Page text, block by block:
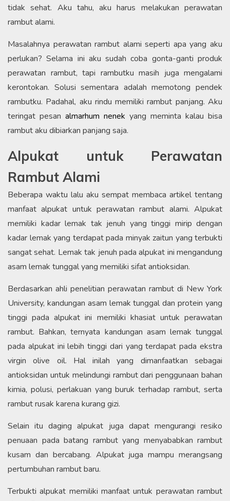
tidak sehat. Aku tahu, aku harus melakukan perawatan
rambut alami.
Masalahnya perawatan rambut alami seperti apa yang aku
perlukan? Selama ini aku sudah coba gonta-ganti produk
perawatan rambut, tapi rambutku masih juga mengalami
kerontokan. Solusi sementara adalah memotong pendek
rambutku. Padahal, aku rindu memiliki rambut panjang. Aku
teringat pesan almarhum nenek yang meminta kalau bisa
rambut aku dibiarkan panjang saja.
Alpukat untuk Perawatan
Rambut Alami
Beberapa waktu lalu aku sempat membaca artikel tentang
manfaat alpukat untuk perawatan rambut alami. Alpukat
memiliki kadar lemak tak jenuh yang tinggi mirip dengan
kadar lemak yang terdapat pada minyak zaitun yang terbukti
sangat sehat. Lemak tak jenuh pada alpukat ini mengandung
asam lemak tunggal yang memiliki sifat antioksidan.
Berdasarkan ahli penelitian perawatan rambut di New York
University, kandungan asam lemak tunggal dan protein yang
tinggi pada alpukat ini memiliki khasiat untuk perawatan
rambut. Bahkan, ternyata kandungan asam lemak tunggal
pada alpukat ini lebih tinggi dari yang terdapat pada ekstra
virgin olive oil. Hal inilah yang dimanfaatkan sebagai
antioksidan untuk melindungi rambut dari penggunaan bahan
kimia, polusi, perlakuan yang buruk terhadap rambut, serta
rambut rusak karena kurang gizi.
Selain itu daging alpukat juga dapat mengurangi resiko
penuaan pada batang rambut yang menyababkan rambut
kusam dan bercabang. Alpukat juga mampu merangsang
pertumbuhan rambut baru.
Terbukti alpukat memiliki manfaat untuk perawatan rambut